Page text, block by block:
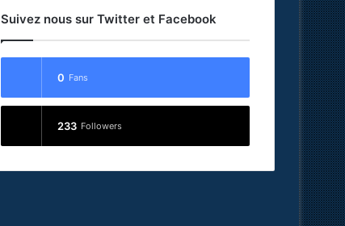
Suivez nous sur Twitter et Facebook
0 Fans
233 Followers